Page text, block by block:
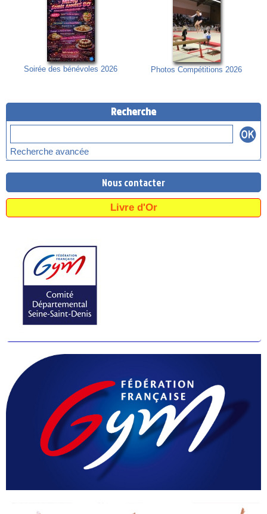
Soirée des bénévoles 2026 Photos Compétitions 2026
Recherche
Recherche avancée
Nous contacter
Livre d'Or